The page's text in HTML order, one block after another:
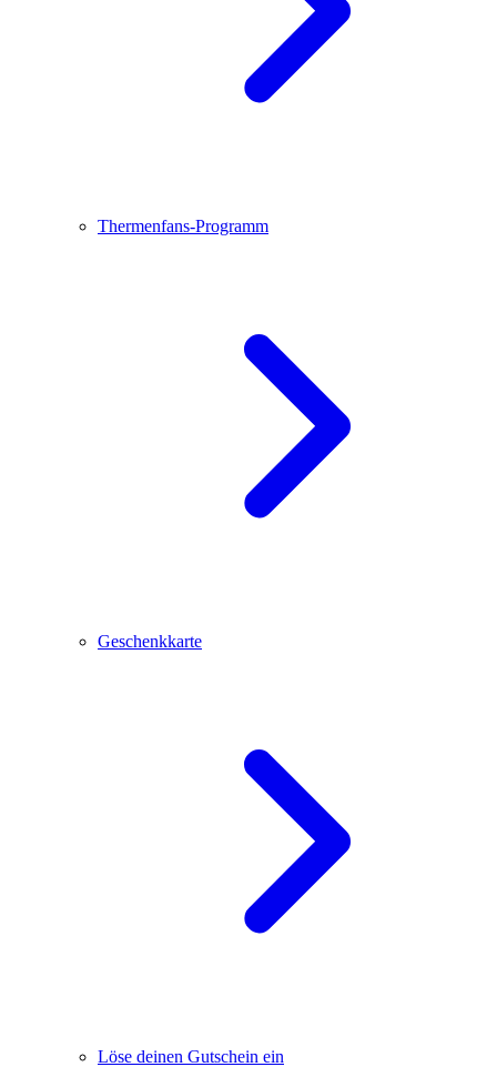
Thermenfans-Programm
Geschenkkarte
Löse deinen Gutschein ein